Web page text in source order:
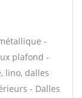
-
plafond -
lino, dalles
- Dalles